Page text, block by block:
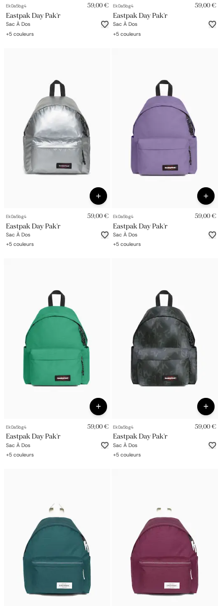
tendance et résistant pour l’école, le travail ou les voyages.
Ek0a5bg4 59,00 €
Eastpak Day Pak'r
Sac À Dos
+5 couleurs
Ek0a5bg4 59,00 €
Eastpak Day Pak'r
Sac À Dos
+5 couleurs
Ek0a5bg4 59,00 €
Eastpak Day Pak'r
Sac À Dos
+5 couleurs
Ek0a5bg4 59,00 €
Eastpak Day Pak'r
Sac À Dos
+5 couleurs
Ek0a5bg4 59,00 €
Eastpak Day Pak'r
Sac À Dos
+5 couleurs
Ek0a5bg4 59,00 €
Eastpak Day Pak'r
Sac À Dos
+5 couleurs